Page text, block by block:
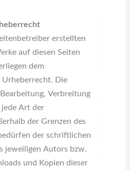
erstellten
auf diesen Seiten
dem
Urheberrecht. Die
Verbreitung
jede Art der
der Grenzen des
der schriftlichen
jeweiligen Autors bzw.
und Kopien dieser